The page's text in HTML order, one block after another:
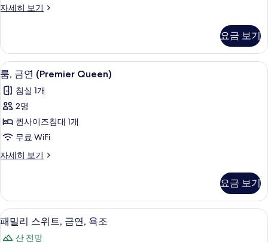
연
adults)
사
진
모
두
보
기
자세히 보기
디
윈
룸,
금
연
(3
adults)
세
히
기
요금 보기
룸,
금
연
(Premier
Queen)
사
진
보
기
룸, 금연 (Premier Queen) | 객실 내 금
3
룸, 금연 (Premier Queen)
침실 1개
2명
퀸사이즈침대 1개
무료 WiFi
자세히 보기
룸,
Queen)
자
세
히
요금 보기
패
밀
패밀리 스위트, 금연, 욕조 | 객실 내 금
1
패밀리 스위트, 금연, 욕조
산 전망